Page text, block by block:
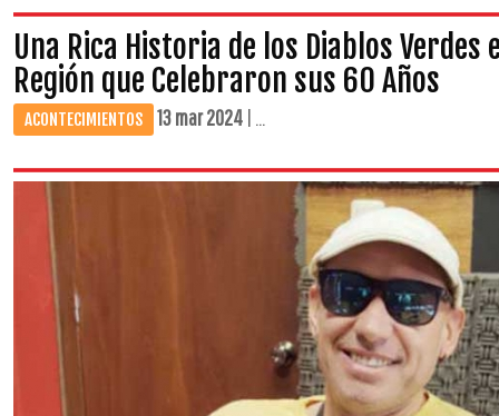
Una Rica Historia de los Diablos Verdes
Región que Celebraron sus 60 Años
ACONTECIMIENTOS 13 mar 2024 | ...